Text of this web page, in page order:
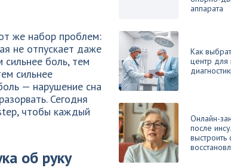
же набор проблем:
не отпускает даже
сильнее боль, тем
сильнее
— нарушение сна
Сегодня
чтобы каждый
об руку
аппарата
Как
центр для
Онлайн-
после
выстроить